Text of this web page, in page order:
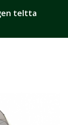
teltta